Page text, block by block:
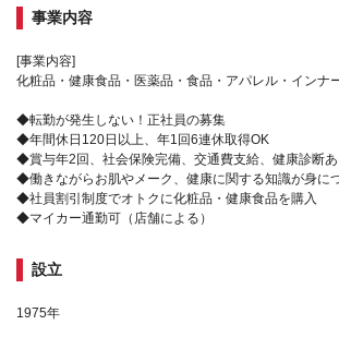
事業内容
[事業内容]
化粧品・健康食品・医薬品・食品・アパレル・インナ
◆転勤が発生しない！正社員の募集
◆年間休日120日以上、年1回6連休取得OK
◆賞与年2回、社会保険完備、交通費支給、健康診断あ
◆働きながらお肌やメーク、健康に関する知識が身に
◆社員割引制度でオトクに化粧品・健康食品を購入
◆マイカー通勤可（店舗による）
設立
1975年